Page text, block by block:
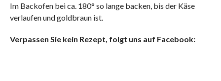
Im Backofen bei ca. 180° so lange backen, bis der Käse
verlaufen und goldbraun ist.
Verpassen Sie kein Rezept, folgt uns auf Facebook: